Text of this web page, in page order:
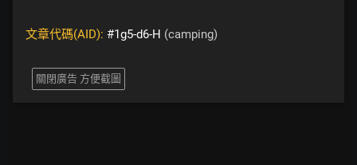
文章代碼(AID): #1g5-d6-H (camping)
關閉廣告 方便截圖